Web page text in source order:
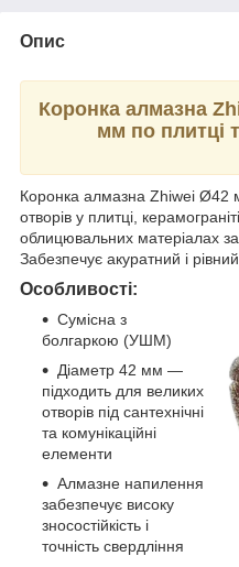
Опис
Коронка алмазна
мм по плитці
Коронка алмазна Zhiwei Ø42
отворів у плитці,
облицювальних матеріалах
Забезпечує акуратний і
Особливості:
Сумісна з
болгаркою (УШМ)
Діаметр 42 мм —
підходить для великих
отворів під сантехнічні
та комунікаційні
елементи
Алмазне напилення
забезпечує високу
зносостійкість і
точність свердління